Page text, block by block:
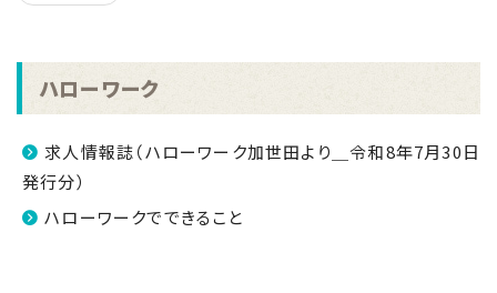
ハローワーク
求人情報誌（ハローワーク加世田より＿令和8年7月30日
発行分）
ハローワークでできること